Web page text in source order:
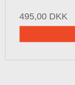
495,00 DKK